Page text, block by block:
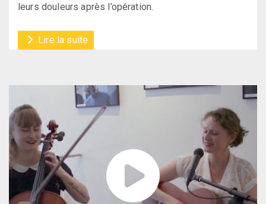
leurs douleurs après l’opération.
Lire la suite